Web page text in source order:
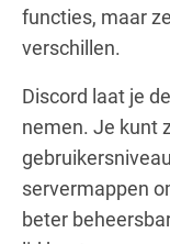
functies, maar
verschillen.
Discord laat je
nemen. Je kunt
servermappen
beter